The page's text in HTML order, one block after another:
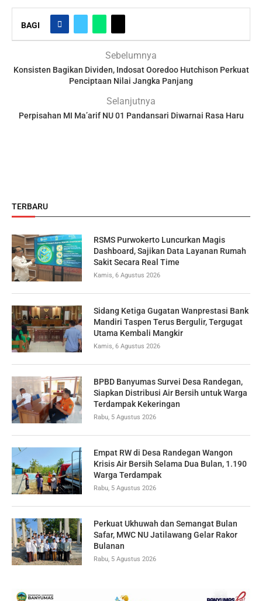
BAGI
Sebelumnya
Konsisten Bagikan Dividen, Indosat Ooredoo Hutchison Perkuat
Penciptaan Nilai Jangka Panjang
Selanjutnya
Perpisahan MI Ma’arif NU 01 Pandansari Diwarnai Rasa Haru
TERBARU
RSMS Purwokerto Luncurkan Magis
Dashboard, Sajikan Data Layanan Rumah
Sakit Secara Real Time
Kamis, 6 Agustus 2026
Sidang Ketiga Gugatan Wanprestasi Bank
Mandiri Taspen Terus Bergulir, Tergugat
Utama Kembali Mangkir
Kamis, 6 Agustus 2026
BPBD Banyumas Survei Desa Randegan,
Siapkan Distribusi Air Bersih untuk Warga
Terdampak Kekeringan
Rabu, 5 Agustus 2026
Empat RW di Desa Randegan Wangon
Krisis Air Bersih Selama Dua Bulan, 1.190
Warga Terdampak
Rabu, 5 Agustus 2026
Perkuat Ukhuwah dan Semangat Bulan
Safar, MWC NU Jatilawang Gelar Rakor
Bulanan
Rabu, 5 Agustus 2026